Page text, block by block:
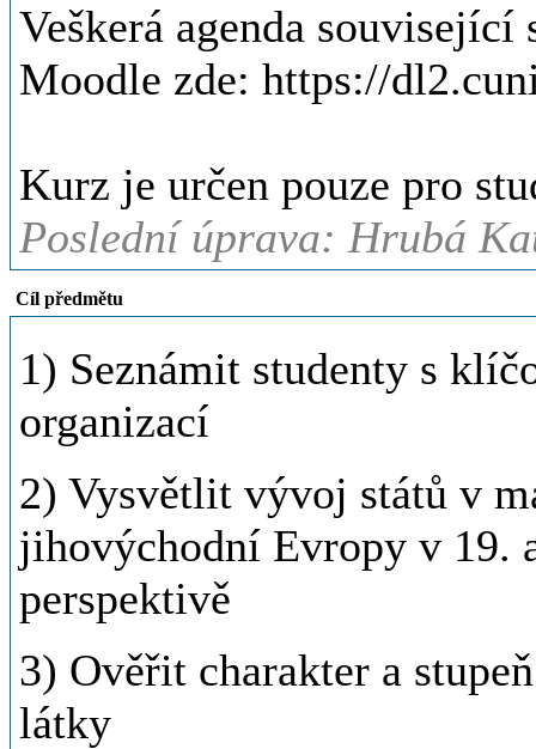
Veškerá agenda související
Moodle zde: https://
Kurz je určen pouze pro
Poslední úprava: Hrubá
Cíl předmětu
1) Seznámit studenty s
organizací
2) Vysvětlit vývoj států v
jihovýchodní Evropy v 19.
perspektivě
3) Ověřit charakter a
látky